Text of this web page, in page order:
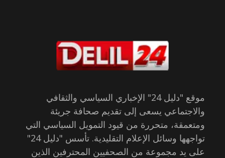
موقع "دليل 24" الإخباري السياسي والثقافي
والاجتماعي يسعى إلى تقديم صحافة جريئة
ومتعمقة، متحررة من قيود التمويل السياسي التي
تواجهها وسائل الإعلام التقليدية. تأسس "دليل 24"
على يد مجموعة من الصحفيين المحترفين الذين